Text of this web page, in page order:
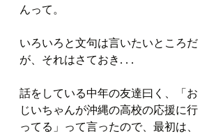
んって。
いろいろと文句は言いたいところだ
が、それはさておき. . .
話をしている中年の友達曰く、「お
じいちゃんが沖縄の高校の応援に行
ってる」って言ったので、最初は、